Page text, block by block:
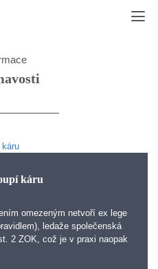
káru
omezeným netvoří ex lege
ledaže společenská
2 ZOK, což je v praxi naopak